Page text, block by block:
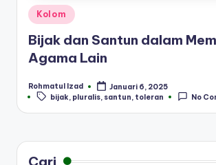
Posted
in
Kolom
Bijak dan Santun dalam
Agama Lain
Posted
by
Rohmatul Izad Januari 6, 2025
Tags:
bijak, pluralis, santun, toleran No
Cari